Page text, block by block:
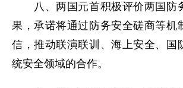
八、两国元首积极评价两国防
果，承诺将通过防务安全磋商等机
信，推动联演联训、海上安全、国
统安全领域的合作。